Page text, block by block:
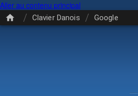
Aller au contenu principal
/ Clavier Danois / Google